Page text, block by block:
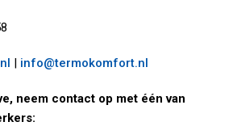
| info@termokomfort.nl
neem contact op met één van